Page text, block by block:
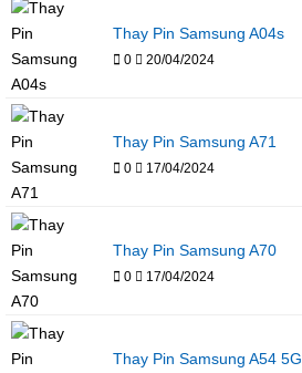
Thay Pin Samsung A04s
0 20/04/2024
Thay Pin Samsung A71
0 17/04/2024
Thay Pin Samsung A70
0 17/04/2024
Thay Pin Samsung A54 5G